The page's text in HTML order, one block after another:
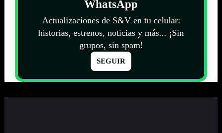
WhatsApp
Actualizaciones de S&V en tu celular:
historias, estrenos, noticias y más... ¡Sin
grupos, sin spam!
SEGUIR